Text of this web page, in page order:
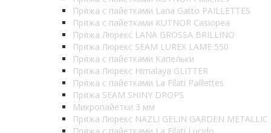
Пряжа с пайетками Lana Gatto PAILLETTES
Пряжа с пайетками KUTNOR Casiopea
Пряжа Люрекс LANA GROSSA BRILLINO
Пряжа Люрекс SEAM LUREX LAME 550
Пряжа с пайетками Капельки
Пряжа Люрекс Himalaya GLITTER
Пряжа с пайетками La Filati Paillettes
Пряжа SEAM SHINY DROPS
Микропайетки 3 мм
Пряжа Люрекс NAZLI GELIN GARDEN METALLIC
Пряжа с пайетками La Filati Lucido